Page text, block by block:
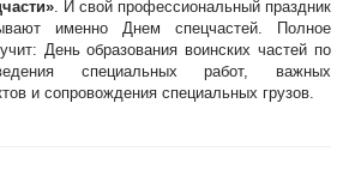
. И свой профессиональный праздник
именно Днем спецчастей. Полное
День образования воинских частей по
специальных работ, важных
и сопровождения специальных грузов.